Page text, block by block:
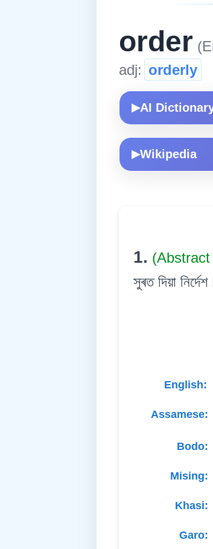
order
adj: orderly
▶AI
▶Wikipedia
1.
সুৰত দিয়া
English:
Assamese:
Bodo:
Mising:
Khasi:
Garo: